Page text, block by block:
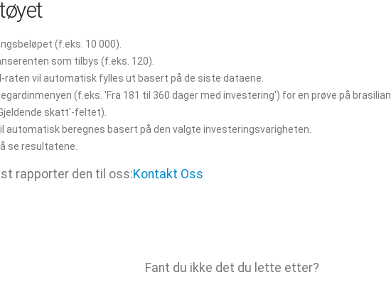
(f.eks. 10 000).
som tilbys (f.eks. 120).
raten vil automatisk fylles ut basert på de siste dataene.
(f.eks. 'Fra 181 til 360 dager med investering') for en prøve på
skatt'-feltet).
automatisk beregnes basert på den valgte investeringsvarigheten.
se resultatene.
rapporter den til oss:Kontakt Oss
Fant du ikke det du lette etter?